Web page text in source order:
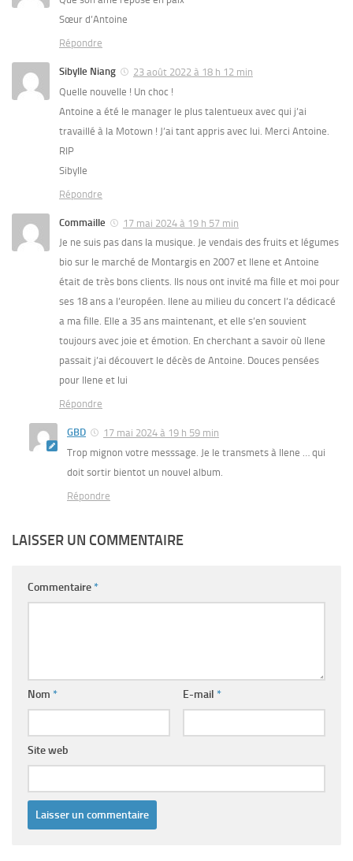
Sœur d’Antoine
Répondre
Sibylle Niang
23 août 2022 à 18 h 12 min
Quelle nouvelle ! Un choc !
Antoine a été le manager le plus talentueux avec qui j’ai
travaillé à la Motown ! J’ai tant appris avec lui. Merci Antoine.
RIP
Sibylle
Répondre
Commaille
17 mai 2024 à 19 h 57 min
Je ne suis pas dans la musique. Je vendais des fruits et légumes
bio sur le marché de Montargis en 2007 et Ilene et Antoine
était de très bons clients. Ils nous ont invité ma fille et moi pour
ses 18 ans a l’européen. Ilene au milieu du concert l’a dédicacé
a ma fille. Elle a 35 ans maintenant, et elle s’en souvient
toujours avec joie et émotion. En cherchant a savoir où Ilene
passait j’ai découvert le décès de Antoine. Douces pensées
pour Ilene et lui
Répondre
GBD
17 mai 2024 à 19 h 59 min
Trop mignon votre messsage. Je le transmets à Ilene … qui
doit sortir bientot un nouvel album.
Répondre
LAISSER UN COMMENTAIRE
Commentaire*
Nom * E-mail *
Site web